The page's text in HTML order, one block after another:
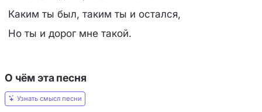
Каким ты был, таким ты и остался,
Но ты и дорог мне такой.
О чём эта песня
Узнать смысл песни